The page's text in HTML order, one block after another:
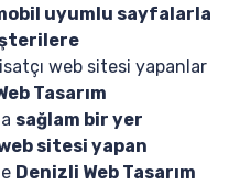
uyumlu sayfalarla
web sitesi yapanlar
Tasarım
sağlam bir yer
sitesi yapan
Denizli Web Tasarım